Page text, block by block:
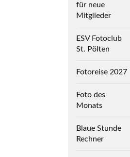
für neue
Mitglieder
ESV Fotoclub
St. Pölten
Fotoreise 2027
Foto des
Monats
Blaue Stunde
Rechner